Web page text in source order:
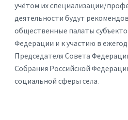
учётом их специализации/
деятельности будут
общественные палаты
Федерации и к участию в
Председателя Совета
Собрания Российской
социальной сферы села.